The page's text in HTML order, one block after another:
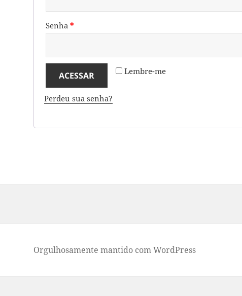
Senha*
Lembre-me
ACESSAR
Perdeu sua senha?
Orgulhosamente mantido com WordPress